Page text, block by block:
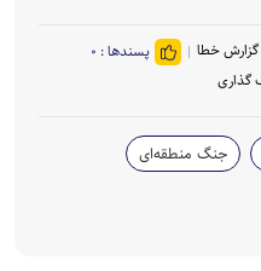
گزارش خطا پسندها : ۰
گذاری
جنگ منطقه‌ای